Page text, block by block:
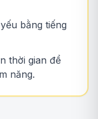
bằng tiếng
thời gian để
năng.